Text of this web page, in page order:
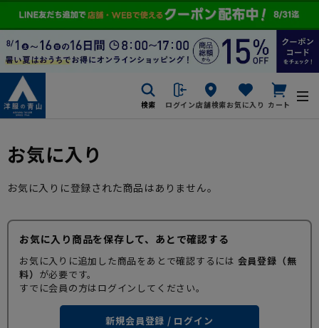
検索 ログイン店舗検索お気に入り カート
お気に入り
お気に入りに登録された商品はありません。
お気に入り商品を保存して、あとで確認する
お気に入りに追加した商品をあとで確認するには 会員登録（無
料） が必要です。
すでに会員の方はログインしてください。
新規会員登録 / ログイン